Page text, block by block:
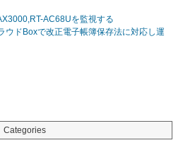
AC68Uを監視する
ウドBoxで改正電子帳簿保存法に対応し運
Categories